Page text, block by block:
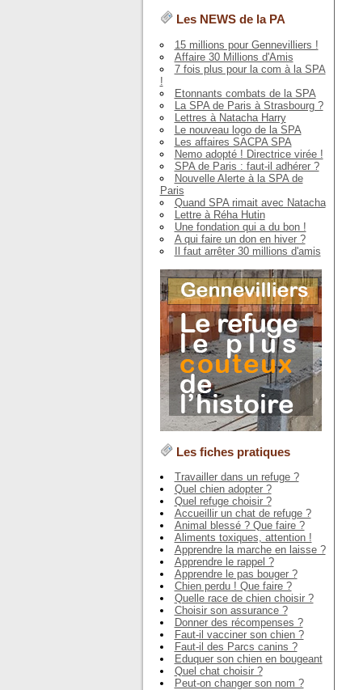
Les NEWS de la PA
15 millions pour Gennevilliers !
Affaire 30 Millions d'Amis
7 fois plus pour la com à la SPA
!
Etonnants combats de la SPA
La SPA de Paris à Strasbourg ?
Lettres à Natacha Harry
Le nouveau logo de la SPA
Les affaires SACPA SPA
Nemo adopté ! Directrice virée !
SPA de Paris : faut-il adhérer ?
Nouvelle Alerte à la SPA de
Paris
Quand SPA rimait avec Natacha
Lettre à Réha Hutin
Une fondation qui a du bon !
A qui faire un don en hiver ?
Il faut arrêter 30 millions d'amis
Les fiches pratiques
Travailler dans un refuge ?
Quel chien adopter ?
Quel refuge choisir ?
Accueillir un chat de refuge ?
Animal blessé ? Que faire ?
Aliments toxiques, attention !
Apprendre la marche en laisse ?
Apprendre le rappel ?
Apprendre le pas bouger ?
Chien perdu ! Que faire ?
Quelle race de chien choisir ?
Choisir son assurance ?
Donner des récompenses ?
Faut-il vacciner son chien ?
Faut-il des Parcs canins ?
Eduquer son chien en bougeant
Quel chat choisir ?
Peut-on changer son nom ?